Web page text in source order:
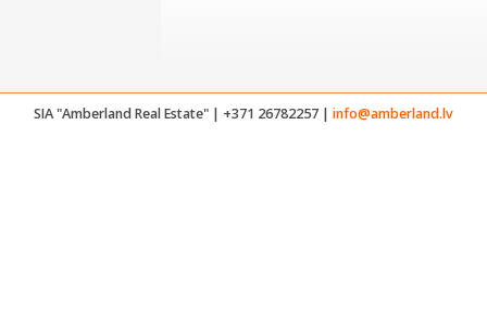
SIA "Amberland Real Estate" | +371 26782257 | info@amberland.lv